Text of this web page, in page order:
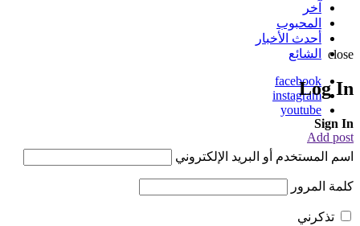
آخر
المحبوب
أحدث الأخبار
الشائع
facebook
instagram
youtube
Add post
close
Log In
Sign In
اسم المستخدم أو البريد الإلكتروني
كلمة المرور
تذكرني